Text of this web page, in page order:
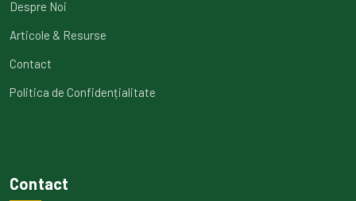
Despre Noi
Articole & Resurse
Contact
Politica de Confidențialitate
Contact